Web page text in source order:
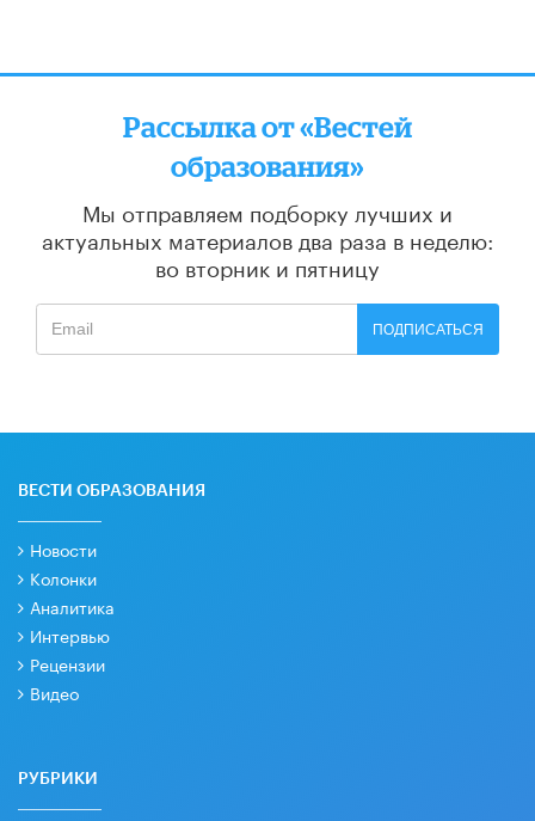
Рассылка от «Вестей
образования»
Мы отправляем подборку лучших и
актуальных материалов два раза в неделю:
во вторник и пятницу
ПОДПИСАТЬСЯ
ВЕСТИ ОБРАЗОВАНИЯ
Новости
Колонки
Аналитика
Интервью
Рецензии
Видео
РУБРИКИ